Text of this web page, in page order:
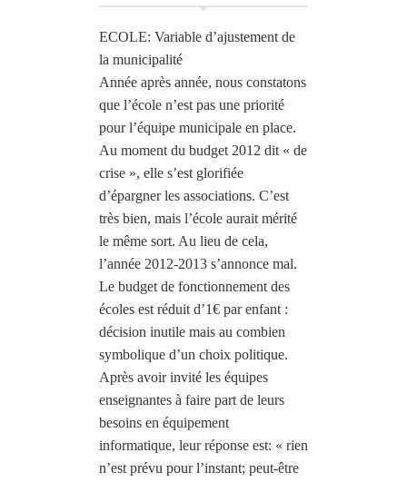
ECOLE: Variable d’ajustement de
la municipalité
Année après année, nous constatons
que l’école n’est pas une priorité
pour l’équipe municipale en place.
Au moment du budget 2012 dit « de
crise », elle s’est glorifiée
d’épargner les associations. C’est
très bien, mais l’école aurait mérité
le même sort. Au lieu de cela,
l’année 2012-2013 s’annonce mal.
Le budget de fonctionnement des
écoles est réduit d’1€ par enfant :
décision inutile mais au combien
symbolique d’un choix politique.
Après avoir invité les équipes
enseignantes à faire part de leurs
besoins en équipement
informatique, leur réponse est: « rien
n’est prévu pour l’instant; peut-être